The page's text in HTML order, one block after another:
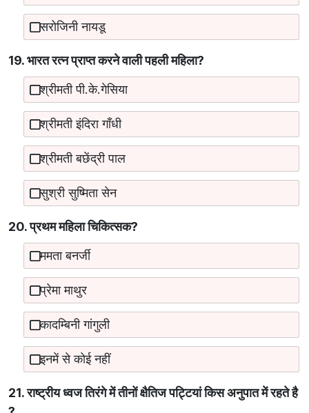
सरोजिनी नायडू
19. भारत रत्न प्राप्त करने वाली पहली महिला?
श्रीमती पी.के.गेसिया
श्रीमती इंदिरा गाँधी
श्रीमती बछेंद्री पाल
सुश्री सुष्मिता सेन
20. प्रथम महिला चिकित्सक?
ममता बनर्जी
प्रेमा माथुर
कादम्बिनी गांगुली
इनमें से कोई नहीं
21. राष्ट्रीय ध्वज तिरंगे में तीनों क्षैतिज पट्टियां किस अनुपात में रहते है